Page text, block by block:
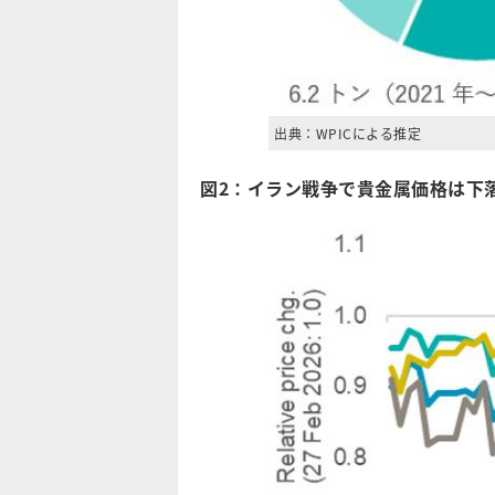
出典：WPICによる推定
図2：イラン戦争で貴金属価格は下